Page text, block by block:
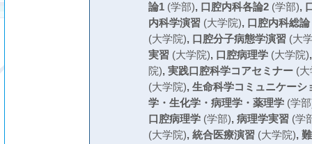
論1(学部), 口腔内科各論2(学部),
内科学演習 (大学院), 口腔内科総論
(大学院), 口腔分子病態学演習 (大
実習 (大学院), 口腔病理学(大学院)
院), 実践口腔科学コアセミナー(大
(大学院), 生命科学コミュニケーシ
学・生化学・病理学・薬理学(学
口腔病理学(学部), 病理学実習 (学
(大学院), 統合医療演習 (大学院),